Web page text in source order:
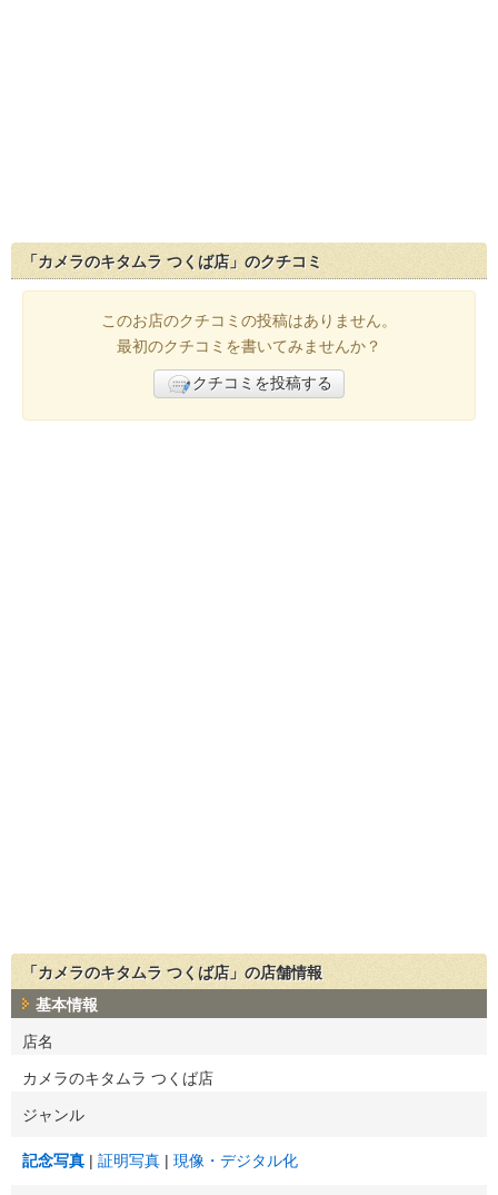
「カメラのキタムラ つくば店」のクチコミ
このお店のクチコミの投稿はありません。
最初のクチコミを書いてみませんか？
クチコミを投稿する
「カメラのキタムラ つくば店」の店舗情報
基本情報
店名
カメラのキタムラ つくば店
ジャンル
記念写真 証明写真 現像・デジタル化